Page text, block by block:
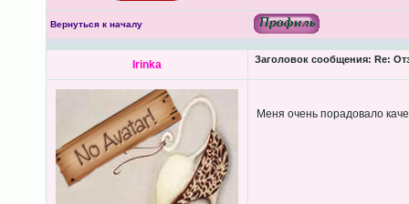
Вернуться к началу
Irinka Заголовок сообщения: Re:
Меня очень порадовало